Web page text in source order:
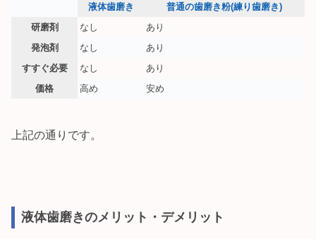
液体歯磨き
普通の歯磨き粉(練り歯磨き)
研磨剤
なし
あり
発泡剤
なし
あり
すすぐ必要
なし
あり
価格
高め 安め
上記の通りです。
液体歯磨きのメリット・デメリット